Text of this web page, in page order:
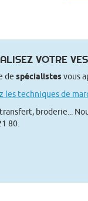
VOTRE
de spécialistesvous
les techniques de
broderie...
80.